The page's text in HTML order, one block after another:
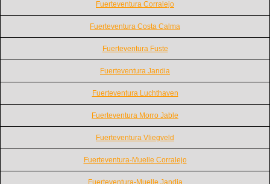
Fuerteventura Corralejo
Fuerteventura Costa Calma
Fuerteventura Fuste
Fuerteventura Jandia
Fuerteventura Luchthaven
Fuerteventura Morro Jable
Fuerteventura Vliegveld
Fuerteventura-Muelle Corralejo
Fuerteventura-Muelle Jandia